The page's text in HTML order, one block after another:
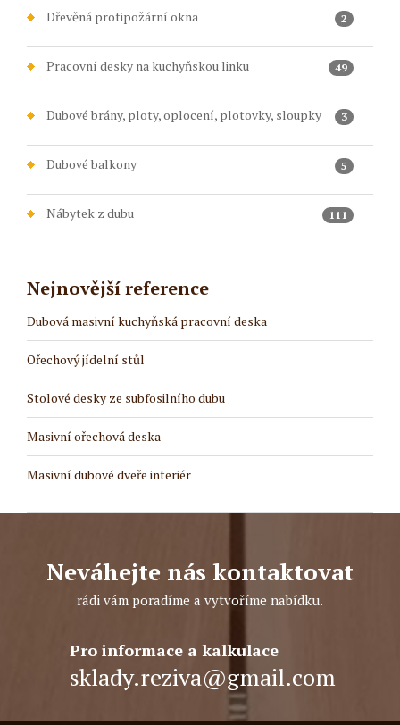
Dřevěná protipožární okna 2
Pracovní desky na kuchyňskou linku 49
Dubové brány, ploty, oplocení, plotovky, sloupky 3
Dubové balkony 5
Nábytek z dubu 111
Nejnovější reference
Dubová masivní kuchyňská pracovní deska
Ořechový jídelní stůl
Stolové desky ze subfosilního dubu
Masivní ořechová deska
Masivní dubové dveře interiér
Neváhejte nás kontaktovat
rádi vám poradíme a vytvoříme nabídku.
Pro informace a kalkulace
sklady.reziva@gmail.com